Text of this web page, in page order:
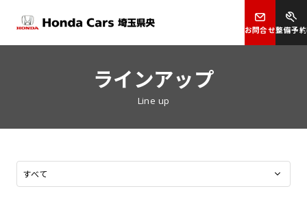
お問合せ整備予約
ラインアップ
Line up